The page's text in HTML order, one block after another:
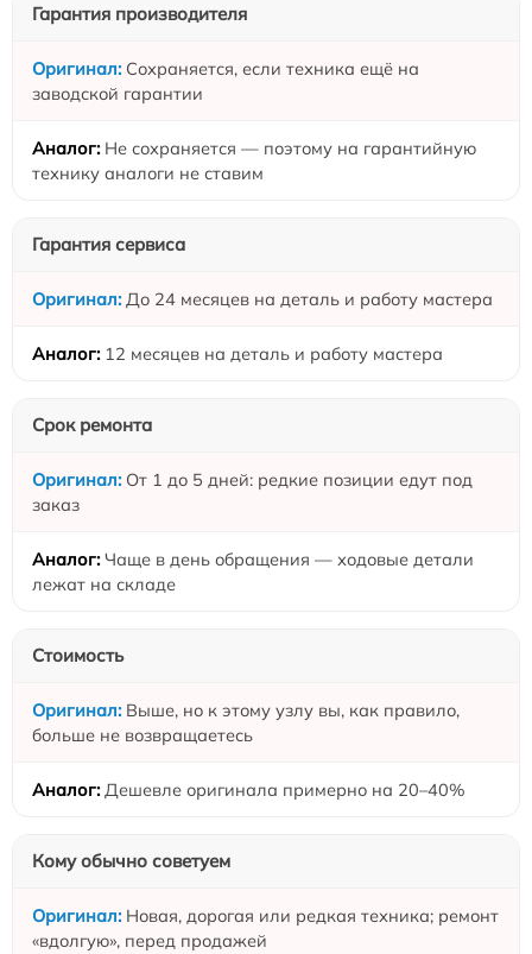
Гарантия производителя
Сохраняется, если техника ещё на
заводской гарантии
Не сохраняется — поэтому на гарантийную
технику аналоги не ставим
Гарантия сервиса
До 24 месяцев на деталь и работу мастера
12 месяцев на деталь и работу мастера
Срок ремонта
От 1 до 5 дней: редкие позиции едут под
заказ
Чаще в день обращения — ходовые детали
лежат на складе
Стоимость
Выше, но к этому узлу вы, как правило,
больше не возвращаетесь
Дешевле оригинала примерно на 20–40%
Кому обычно советуем
Новая, дорогая или редкая техника; ремонт
«вдолгую», перед продажей